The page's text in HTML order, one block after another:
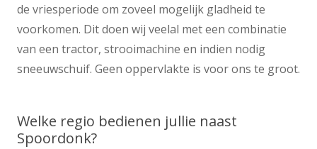
de vriesperiode om zoveel mogelijk gladheid te
voorkomen. Dit doen wij veelal met een combinatie
van een tractor, strooimachine en indien nodig
sneeuwschuif. Geen oppervlakte is voor ons te groot.
Welke regio bedienen jullie naast
Spoordonk?